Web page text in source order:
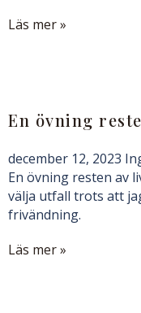
Läs mer »
En övning
december 12, 2023
En övning resten av
välja utfall trots att
frivändning.
Läs mer »